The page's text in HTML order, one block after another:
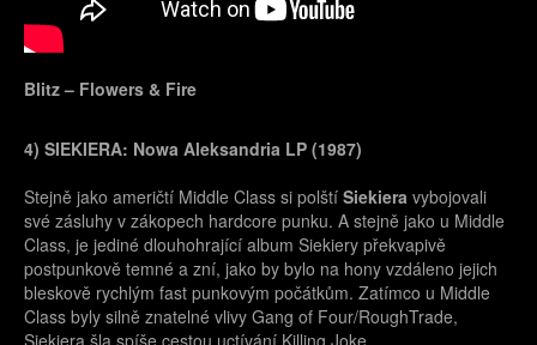
Blitz – Flowers & Fire
4) SIEKIERA: Nowa Aleksandria LP (1987)
Stejně jako američtí Middle Class si polští Siekiera vybojovali
své zásluhy v zákopech hardcore punku. A stejně jako u Middle
Class, je jediné dlouhohrající album Siekiery překvapivě
postpunkově temné a zní, jako by bylo na hony vzdáleno jejich
bleskově rychlým fast punkovým počátkům. Zatímco u Middle
Class byly silně znatelné vlivy Gang of Four/RoughTrade,
Siekiera šla spíše cestou uctívání Killing Joke.